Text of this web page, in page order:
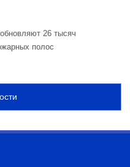
26 тысяч
полос